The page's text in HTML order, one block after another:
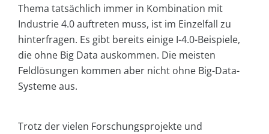
Thema tatsächlich immer in Kombination mit
Industrie 4.0 auftreten muss, ist im Einzelfall zu
hinterfragen. Es gibt bereits einige I-4.0-Beispiele,
die ohne Big Data auskommen. Die meisten
Feldlösungen kommen aber nicht ohne Big-Data-
Systeme aus.
Trotz der vielen Forschungsprojekte und